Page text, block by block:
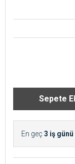
En geç 3 iş günü